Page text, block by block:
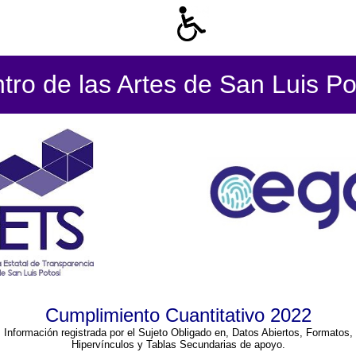
de las Artes de San Luis
Cumplimiento Cuantitativo 2022
Información registrada por el Sujeto Obligado en, Datos Abiertos, Formatos,
Hipervínculos y Tablas Secundarias de apoyo.